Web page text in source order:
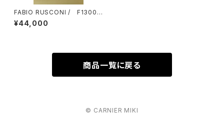
FABIO RUSCONI / F13006
ITALY
¥44,000
商品一覧に戻る
© CARNIER MIKI